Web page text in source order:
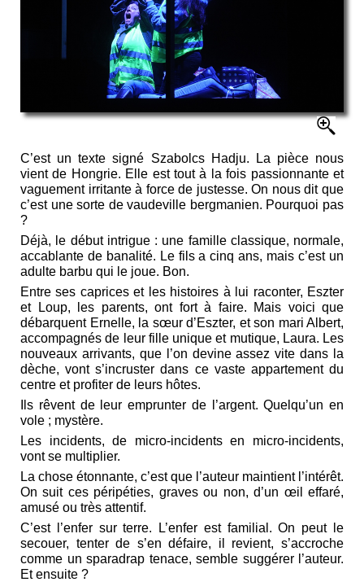
C’est un texte signé Szabolcs Hadju. La pièce nous
vient de Hongrie. Elle est tout à la fois passionnante et
vaguement irritante à force de justesse. On nous dit que
c’est une sorte de vaudeville bergmanien. Pourquoi pas
?
Déjà, le début intrigue : une famille classique, normale,
accablante de banalité. Le fils a cinq ans, mais c’est un
adulte barbu qui le joue. Bon.
Entre ses caprices et les histoires à lui raconter, Eszter
et Loup, les parents, ont fort à faire. Mais voici que
débarquent Ernelle, la sœur d’Eszter, et son mari Albert,
accompagnés de leur fille unique et mutique, Laura. Les
nouveaux arrivants, que l’on devine assez vite dans la
dèche, vont s’incruster dans ce vaste appartement du
centre et profiter de leurs hôtes.
Ils rêvent de leur emprunter de l’argent. Quelqu’un en
vole ; mystère.
Les incidents, de micro-incidents en micro-incidents,
vont se multiplier.
La chose étonnante, c’est que l’auteur maintient l’intérêt.
On suit ces péripéties, graves ou non, d’un œil effaré,
amusé ou très attentif.
C’est l’enfer sur terre. L’enfer est familial. On peut le
secouer, tenter de s’en défaire, il revient, s’accroche
comme un sparadrap tenace, semble suggérer l’auteur.
Et ensuite ?